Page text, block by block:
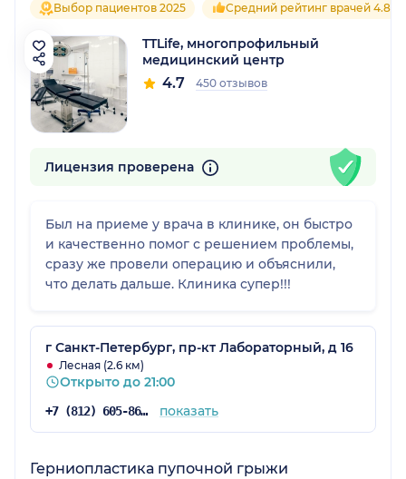
Выбор пациентов 2025 Средний рейтинг врачей 4.8
TTLife, многопрофильный
медицинский центр
4.7 450 отзывов
Лицензия проверена
Был на приеме у врача в клинике, он быстро
и качественно помог с решением проблемы,
сразу же провели операцию и объяснили,
что делать дальше. Клиника супер!!!
г Санкт-Петербург, пр-кт Лабораторный, д 16
Лесная (2.6 км)
Открыто до 21:00
+7 (812) 605-86-34 показать
Герниопластика пупочной грыжи